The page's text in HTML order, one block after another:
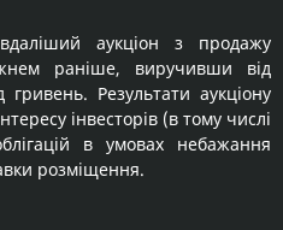
аукціон з продажу
раніше, виручивши від
Результати аукціону
інвесторів (в тому числі
в умовах небажання
розміщення.